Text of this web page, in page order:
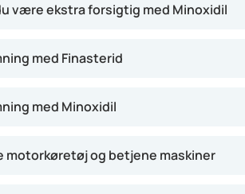
være ekstra forsigtig med Minoxidil
med Finasterid
med Minoxidil
motorkøretøj og betjene maskiner